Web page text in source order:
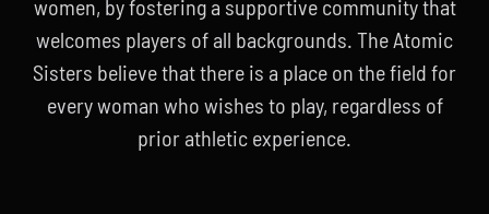
women, by fostering a supportive community that
welcomes players of all backgrounds. The Atomic
Sisters believe that there is a place on the field for
every woman who wishes to play, regardless of
prior athletic experience.